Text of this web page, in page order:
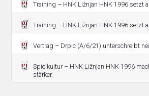
Training – HNK Ližnjan HNK 1996 setzt
Training – HNK Ližnjan HNK 1996 setzt
Vertrag – Drpic (A/6/21) unterschreibt
Spielkultur – HNK Ližnjan HNK 1996
stärker.